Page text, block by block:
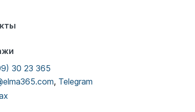
30 23 365
, Telegram